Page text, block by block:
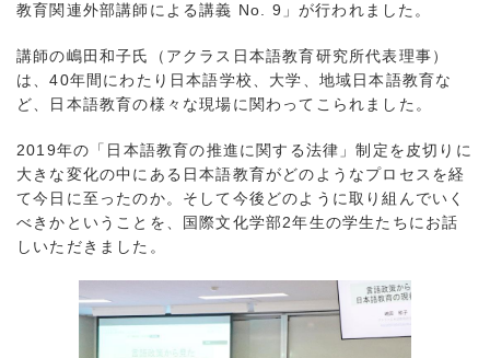
教育関連外部講師による講義 No. 9」が行われました。
講師の嶋田和子氏（アクラス日本語教育研究所代表理事）
は、40年間にわたり日本語学校、大学、地域日本語教育な
ど、日本語教育の様々な現場に関わってこられました。
2019年の「日本語教育の推進に関する法律」制定を皮切りに
大きな変化の中にある日本語教育がどのようなプロセスを経
て今日に至ったのか。そして今後どのように取り組んでいく
べきかということを、国際文化学部2年生の学生たちにお話
しいただきました。